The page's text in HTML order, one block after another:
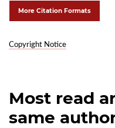
More Citation Formats
Copyright Notice
Most read
same